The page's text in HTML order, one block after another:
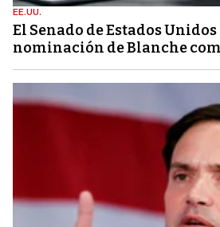
EE.UU.
El Senado de Estados
nominación de Blanche